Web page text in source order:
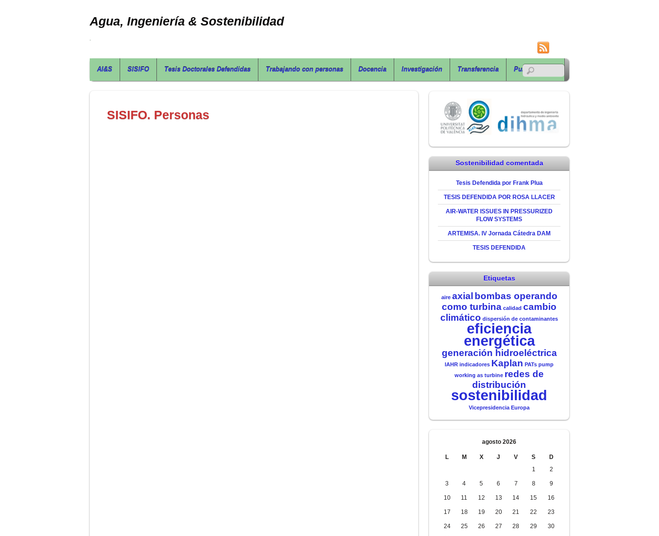
Agua, Ingeniería & Sostenibilidad
AI&S SISIFO Tesis Doctorales Defendidas Trabajando con personas Docencia Investigación Transferencia Publicaciones
SISIFO. Personas
Sostenibilidad comentada
Tesis Defendida por Frank Plua
TESIS DEFENDIDA POR ROSA LLACER
AIR-WATER ISSUES IN PRESSURIZED
FLOW SYSTEMS
ARTEMISA. IV Jornada Cátedra DAM
TESIS DEFENDIDA
Etiquetas
aire axial bombas operando
como turbina calidad cambio
climático dispersión de contaminantes
eficiencia
energética
generación hidroeléctrica
IAHR indicadores Kaplan PATs pump
working as turbine redes de
distribución
sostenibilidad
Vicepresidencia Europa
agosto 2026
L M X J V S
D
1
2
3 4 5 6 7 8 9
10 11 12 13 14 15 16
17 18 19 20 21 22 23
24 25 26 27 28 29 30